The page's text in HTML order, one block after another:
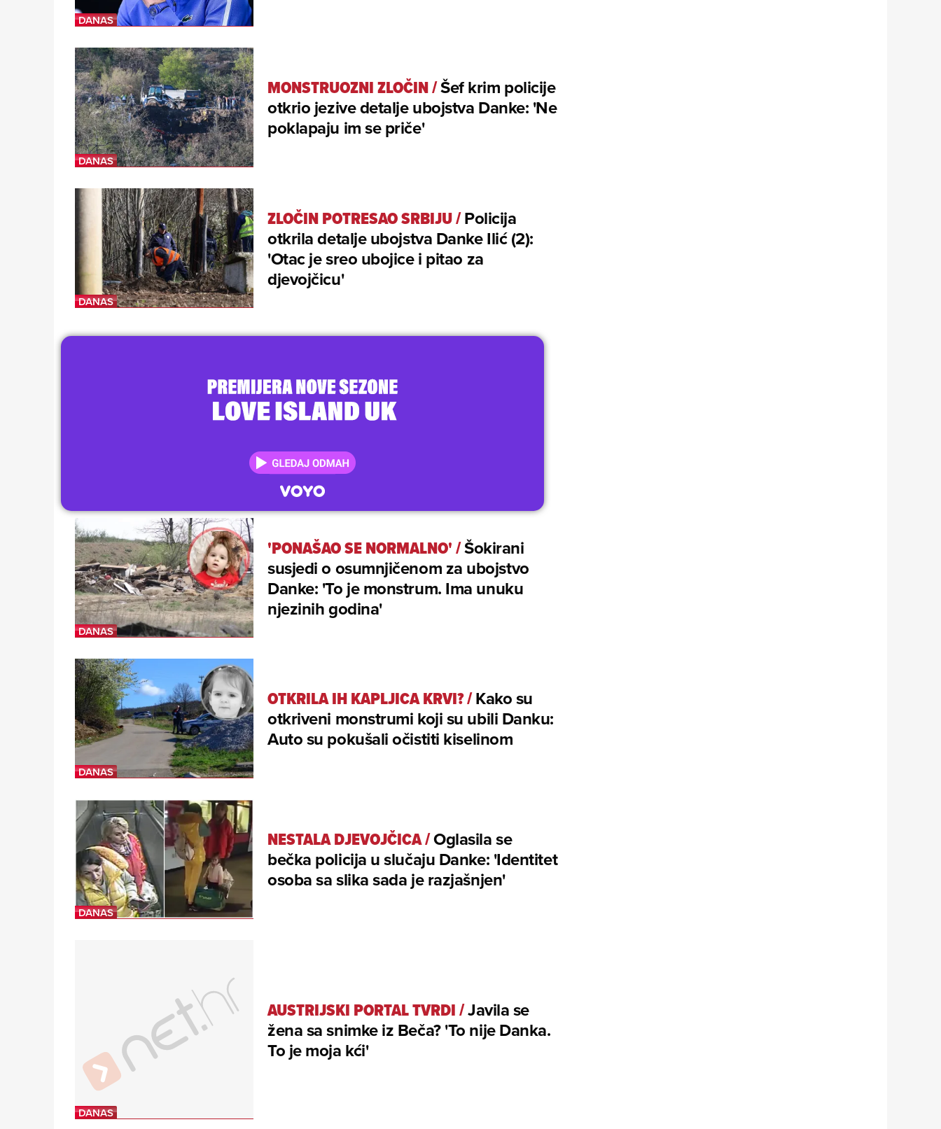
MONSTRUOZNI ZLOČIN/Šef krim policije
otkrio jezive detalje ubojstva Danke: 'Ne
poklapaju im se priče'
ZLOČIN POTRESAO SRBIJU/Policija
otkrila detalje ubojstva Danke Ilić (2):
'Otac je sreo ubojice i pitao za
djevojčicu'
'PONAŠAO SE NORMALNO'/Šokirani
susjedi o osumnjičenom za ubojstvo
Danke: 'To je monstrum. Ima unuku
njezinih godina'
OTKRILA IH KAPLJICA KRVI?/Kako su
otkriveni monstrumi koji su ubili Danku:
Auto su pokušali očistiti kiselinom
NESTALA DJEVOJČICA/Oglasila se
bečka policija u slučaju Danke: 'Identitet
osoba sa slika sada je razjašnjen'
AUSTRIJSKI PORTAL TVRDI/Javila se
žena sa snimke iz Beča? 'To nije Danka.
To je moja kći'